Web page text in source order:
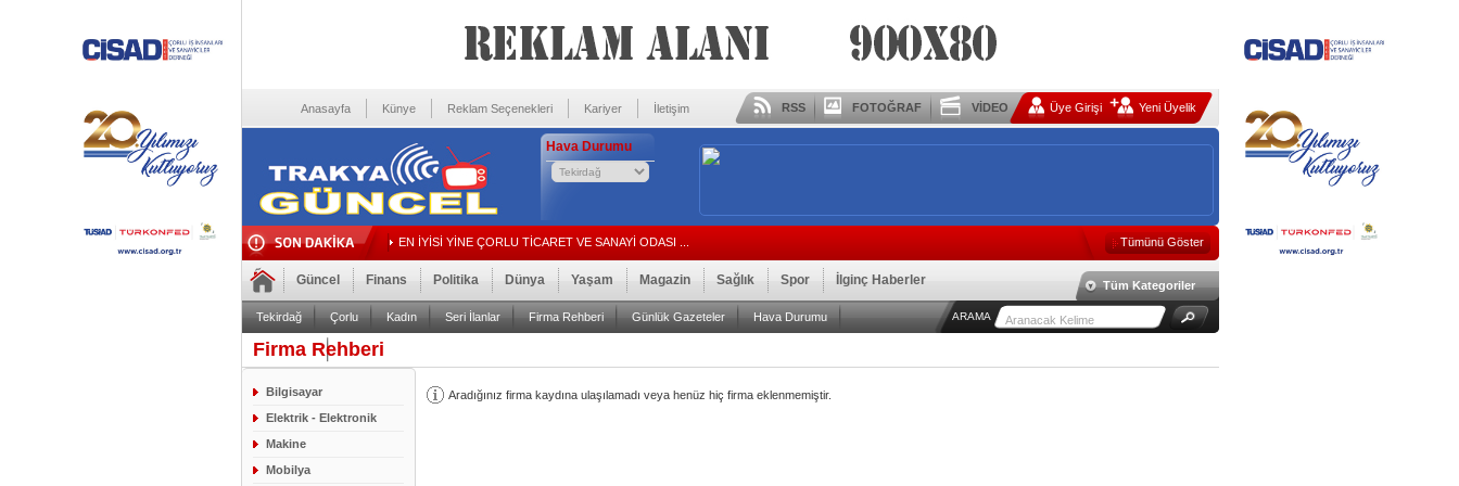
Anasayfa Künye Reklam Seçenekleri Kariyer İletişim RSS FOTOĞRAF VİDEO Üye Girişi Yeni Üyelik
Hava Durumu
Tümünü Göster
EN İYİSİ YİNE ÇORLU TİCARET VE SANAYİ ODASI ...
Tüm Kategoriler
Güncel Finans Politika Dünya Yaşam Magazin Sağlık Spor İlginç Haberler
ARAMA
Tekirdağ Çorlu Kadın Seri İlanlar Firma Rehberi Günlük Gazeteler Hava Durumu
Foto Galeri Video Galeri
Firma Rehberi
Bilgisayar
Elektrik - Elektronik
Makine
Mobilya
Aradığınız firma kaydına ulaşılamadı veya henüz hiç firma eklenmemiştir.